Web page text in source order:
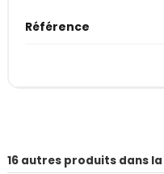
Référence
16 autres produits dans